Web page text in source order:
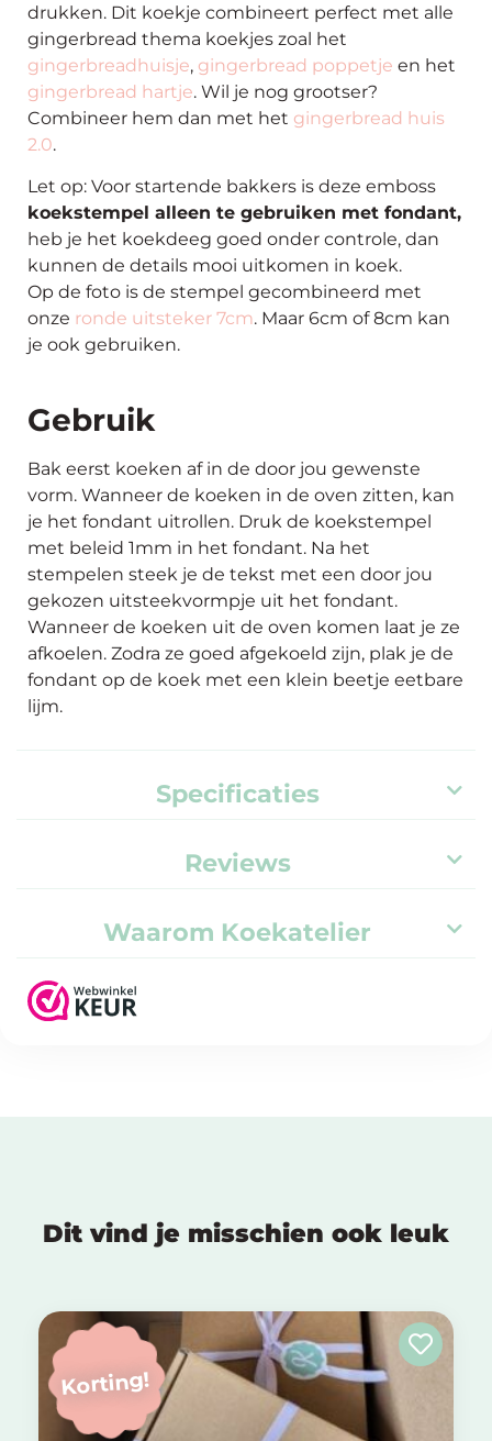
drukken. Dit koekje combineert perfect met alle
gingerbread thema koekjes zoal het
gingerbreadhuisje, gingerbread poppetje en het
gingerbread hartje. Wil je nog grootser?
Combineer hem dan met het gingerbread huis
2.0.
Let op: Voor startende bakkers is deze emboss
koekstempel alleen te gebruiken met fondant,
heb je het koekdeeg goed onder controle, dan
kunnen de details mooi uitkomen in koek.
Op de foto is de stempel gecombineerd met
onze ronde uitsteker 7cm. Maar 6cm of 8cm kan
je ook gebruiken.
Gebruik
Bak eerst koeken af in de door jou gewenste
vorm. Wanneer de koeken in de oven zitten, kan
je het fondant uitrollen. Druk de koekstempel
met beleid 1mm in het fondant. Na het
stempelen steek je de tekst met een door jou
gekozen uitsteekvormpje uit het fondant.
Wanneer de koeken uit de oven komen laat je ze
afkoelen. Zodra ze goed afgekoeld zijn, plak je de
fondant op de koek met een klein beetje eetbare
lijm.
Specificaties
Reviews
Waarom Koekatelier
Dit vind je misschien ook leuk
Korting!